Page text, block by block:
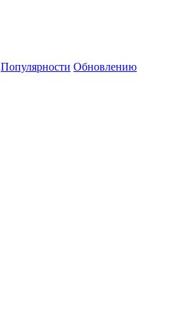
Популярности Обновлению